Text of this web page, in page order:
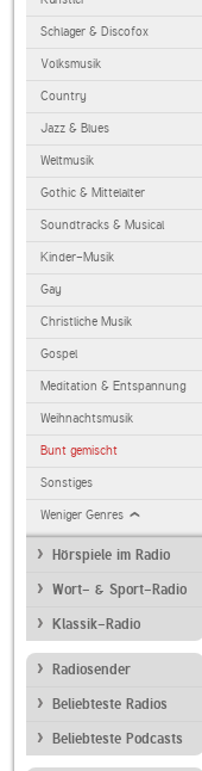
Schlager & Discofox
Volksmusik
Country
Jazz & Blues
Weltmusik
Gothic & Mittelalter
Soundtracks & Musical
Kinder-Musik
Gay
Christliche Musik
Gospel
Meditation & Entspannung
Weihnachtsmusik
Bunt gemischt
Sonstiges
Weniger Genres
Hörspiele im Radio
Wort- & Sport-Radio
Klassik-Radio
Radiosender
Beliebteste Radios
Beliebteste Podcasts